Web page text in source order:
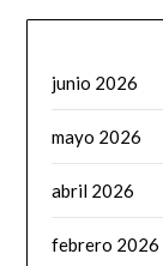
junio 2026
mayo 2026
abril 2026
febrero 2026